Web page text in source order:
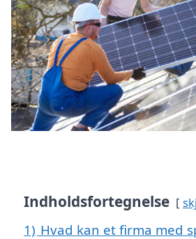
Indholdsfortegnelse
1) Hvad kan et firma med